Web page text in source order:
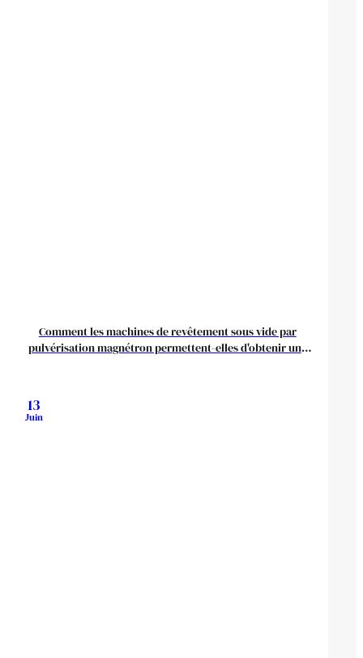
Comment les machines de revêtement sous vide par
pulvérisation magnétron permettent-elles d'obtenir une
13
Juin